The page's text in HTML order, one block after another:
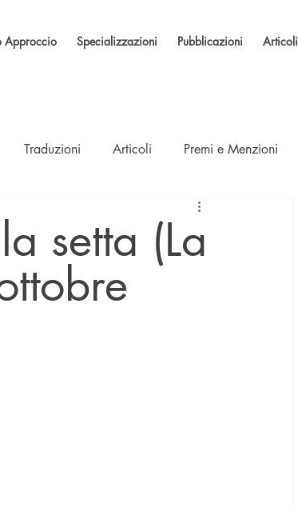
Approccio Specializzazioni Pubblicazioni Articoli
Traduzioni Articoli Premi e Menzioni
setta (La